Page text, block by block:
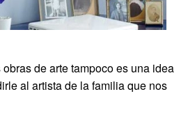
de arte tampoco es una idea
al artista de la familia que nos